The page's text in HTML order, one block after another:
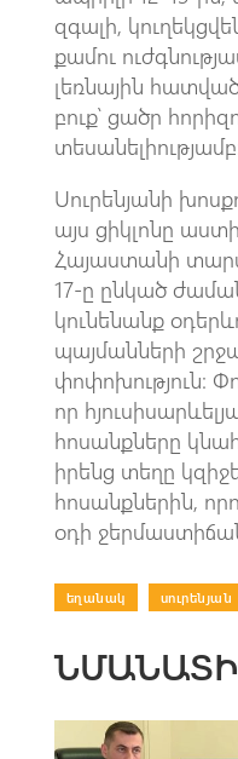
զգալի,
քամու
լեռնային
բուք՝ ցածր
Սուրենյանի
այս ցիկլոնը
Հայաստանի
17-ը ընկած
կունենանք
պայմանների
փոփոխություն։
որ
հոսանքները
իրենց տեղը
հոսանքներին,
օդի
եղանակ սուրենյան